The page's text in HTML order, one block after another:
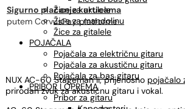
Žice za ukulele
Žice za mandolinu
Žice za gitalele
POJAČALA
Pojačala za električnu gitaru
Pojačala za akustičnu gitaru
Pojačala za bas gitaru
PRIBOR I OPREMA
Pribor za gitaru
Sigurno plaćanje karticama
putem CorvusPay platforme
NUX AC-60 Stageman II, prijenosno pojačalo
prirodan zvuk za akustičnu gitaru i vokal.